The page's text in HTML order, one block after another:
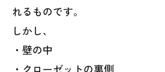
れるものです。
しかし、
・壁の中
・クローゼットの裏側